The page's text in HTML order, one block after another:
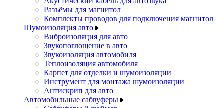
Разъёмы для магнитол
Комплекты проводов для подключения магнитол
Шумоизоляция авто
Виброизоляция для авто
Звукопоглощение в авто
Звукоизоляция автомобиля
Теплоизоляция автомобиля
Карпет для отделки и шумоизоляции
Инструмент для монтажа шумоизоляции
Антискрип для авто
Автомобильные сабвуферы